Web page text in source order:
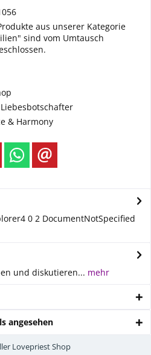
aus unserer Kategorie
sind vom Umtausch
& Harmony
0 2 DocumentNotSpecified
und diskutieren... mehr
angesehen
Lovepriest Shop